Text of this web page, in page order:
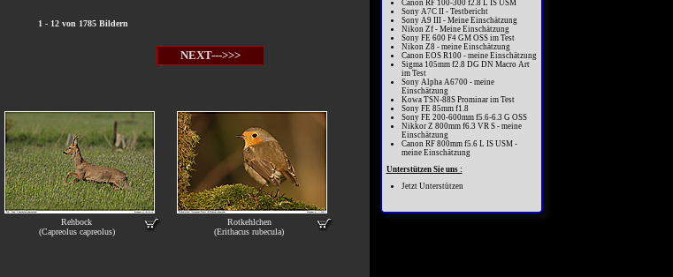
1 - 12 von 1785 Bildern
NEXT--->>>
Rehbock
(Capreolus capreolus)
Rotkehlchen
(Erithacus rubecula)
Canon RF 100-300 f2.8 L IS USM
Sony A7C II - Testbericht
Sony A9 III - Meine Einschätzung
Nikon Zf - Meine Einschätzung
Sony FE 600 F4 GM OSS im Test
Nikon Z8 - meine Einschätzung
Canon EOS R100 - meine Einschätzung
Sigma 105mm f2.8 DG DN Macro Art
im Test
Sony Alpha A6700 - meine
Einschätzung
Kowa TSN-88S Prominar im Test
Sony FE 85mm f1.8
Sony FE 200-600mm f5.6-6.3 G OSS
Nikkor Z 800mm f6.3 VR S - meine
Einschätzung
Canon RF 800mm f5.6 L IS USM -
meine Einschätzung
Unterstützen Sie uns :
Jetzt Unterstützen